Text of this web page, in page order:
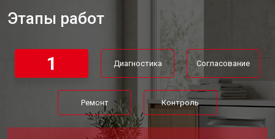
Ремонт или замена пружины дверцы от 1200 ₽
от 1100 ₽ Заказать
Замена водоприёмника от 2450 ₽
Замена панели управления от 1550 ₽ Заказать
Замена блока управления Заказать
Этапы работ
1 Диагностика Согласование
Ремонт Контроль